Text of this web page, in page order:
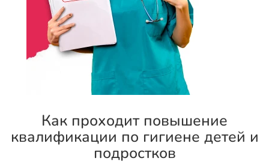
Как проходит повышение
квалификации по гигиене детей и
подростков